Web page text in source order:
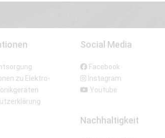
zu Elektro-
Social Media
Facebook
Instagram
Youtube
Nachhaltigkeit